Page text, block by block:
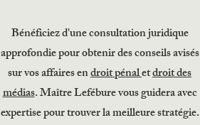
Bénéficiez d'une consultation juridique
approfondie pour obtenir des conseils avisés
sur vos affaires endroit pénaletdroit des
médias. Maître Lefébure vous guidera avec
expertise pour trouver la meilleure stratégie.